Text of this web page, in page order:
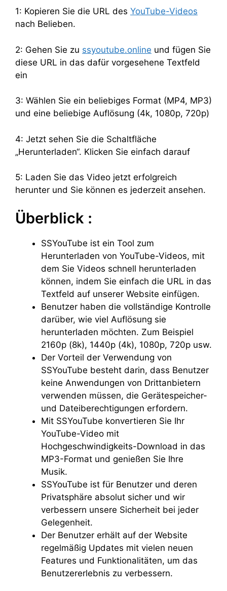
1: Kopieren Sie die URL des YouTube-Videos
nach Belieben.
2: Gehen Sie zu ssyoutube.online und fügen Sie
diese URL in das dafür vorgesehene Textfeld
ein
3: Wählen Sie ein beliebiges Format (MP4, MP3)
und eine beliebige Auflösung (4k, 1080p, 720p)
4: Jetzt sehen Sie die Schaltfläche
„Herunterladen“. Klicken Sie einfach darauf
5: Laden Sie das Video jetzt erfolgreich
herunter und Sie können es jederzeit ansehen.
Überblick :
SSYouTube ist ein Tool zum
Herunterladen von YouTube-Videos, mit
dem Sie Videos schnell herunterladen
können, indem Sie einfach die URL in das
Textfeld auf unserer Website einfügen.
Benutzer haben die vollständige Kontrolle
darüber, wie viel Auflösung sie
herunterladen möchten. Zum Beispiel
2160p (8k), 1440p (4k), 1080p, 720p usw.
Der Vorteil der Verwendung von
SSYouTube besteht darin, dass Benutzer
keine Anwendungen von Drittanbietern
verwenden müssen, die Gerätespeicher-
und Dateiberechtigungen erfordern.
Mit SSYouTube konvertieren Sie Ihr
YouTube-Video mit
Hochgeschwindigkeits-Download in das
MP3-Format und genießen Sie Ihre
Musik.
SSYouTube ist für Benutzer und deren
Privatsphäre absolut sicher und wir
verbessern unsere Sicherheit bei jeder
Gelegenheit.
Der Benutzer erhält auf der Website
regelmäßig Updates mit vielen neuen
Features und Funktionalitäten, um das
Benutzererlebnis zu verbessern.